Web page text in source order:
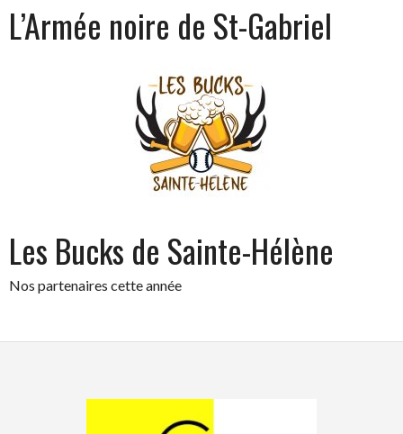
L’Armée noire de St-Gabriel
Les Bucks de Sainte-Hélène
Nos partenaires cette année